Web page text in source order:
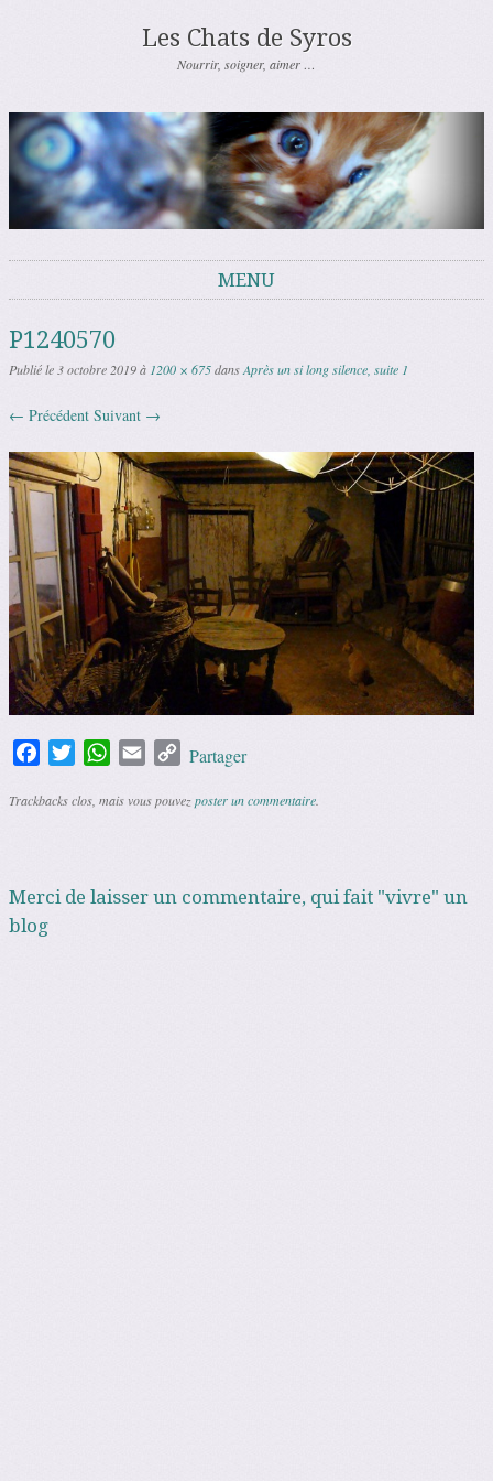
Les Chats de Syros
Nourrir, soigner, aimer …
MENU
P1240570
Publié le3 octobre 2019à 1200 × 675dansAprès un si long silence, suite 1
← Précédent Suivant →
FacebookTwitterWhatsApp
Email Copy
Partager
Trackbacks clos, mais vous pouvezposter un commentaire
Merci de laisser un commentaire, qui fait "vivre" un
blog